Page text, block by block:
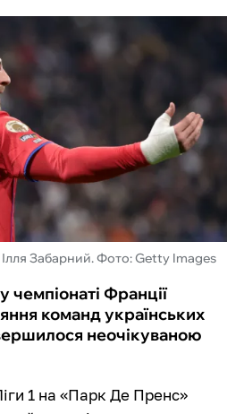
Ілля Забарний. Фото: Getty Images
чемпіонаті Франції
команд українських
неочікуваною
1 на «Парк Де Пренс»